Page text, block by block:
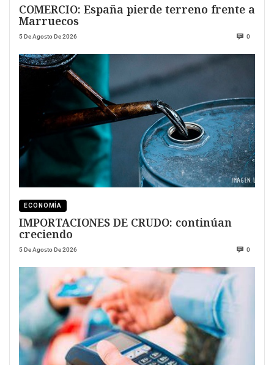
COMERCIO: España pierde terreno frente a
Marruecos
5 De Agosto De 2026 0
ECONOMÍA
IMPORTACIONES DE CRUDO: continúan
creciendo
5 De Agosto De 2026 0